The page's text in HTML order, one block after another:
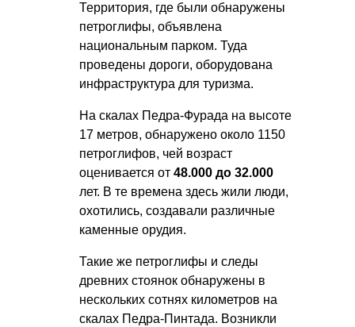
Территория, где были обнаружены
петроглифы, объявлена
национальным парком. Туда
проведены дороги, оборудована
инфраструктура для туризма.
На скалах Педра-Фурада на высоте
17 метров, обнаружено около 1150
петроглифов, чей возраст
оценивается от 48.000 до 32.000
лет. В те времена здесь жили люди,
охотились, создавали различные
каменные орудия.
Такие же петроглифы и следы
древних стоянок обнаружены в
нескольких сотнях километров на
скалах Педра-Пинтада. Возникли